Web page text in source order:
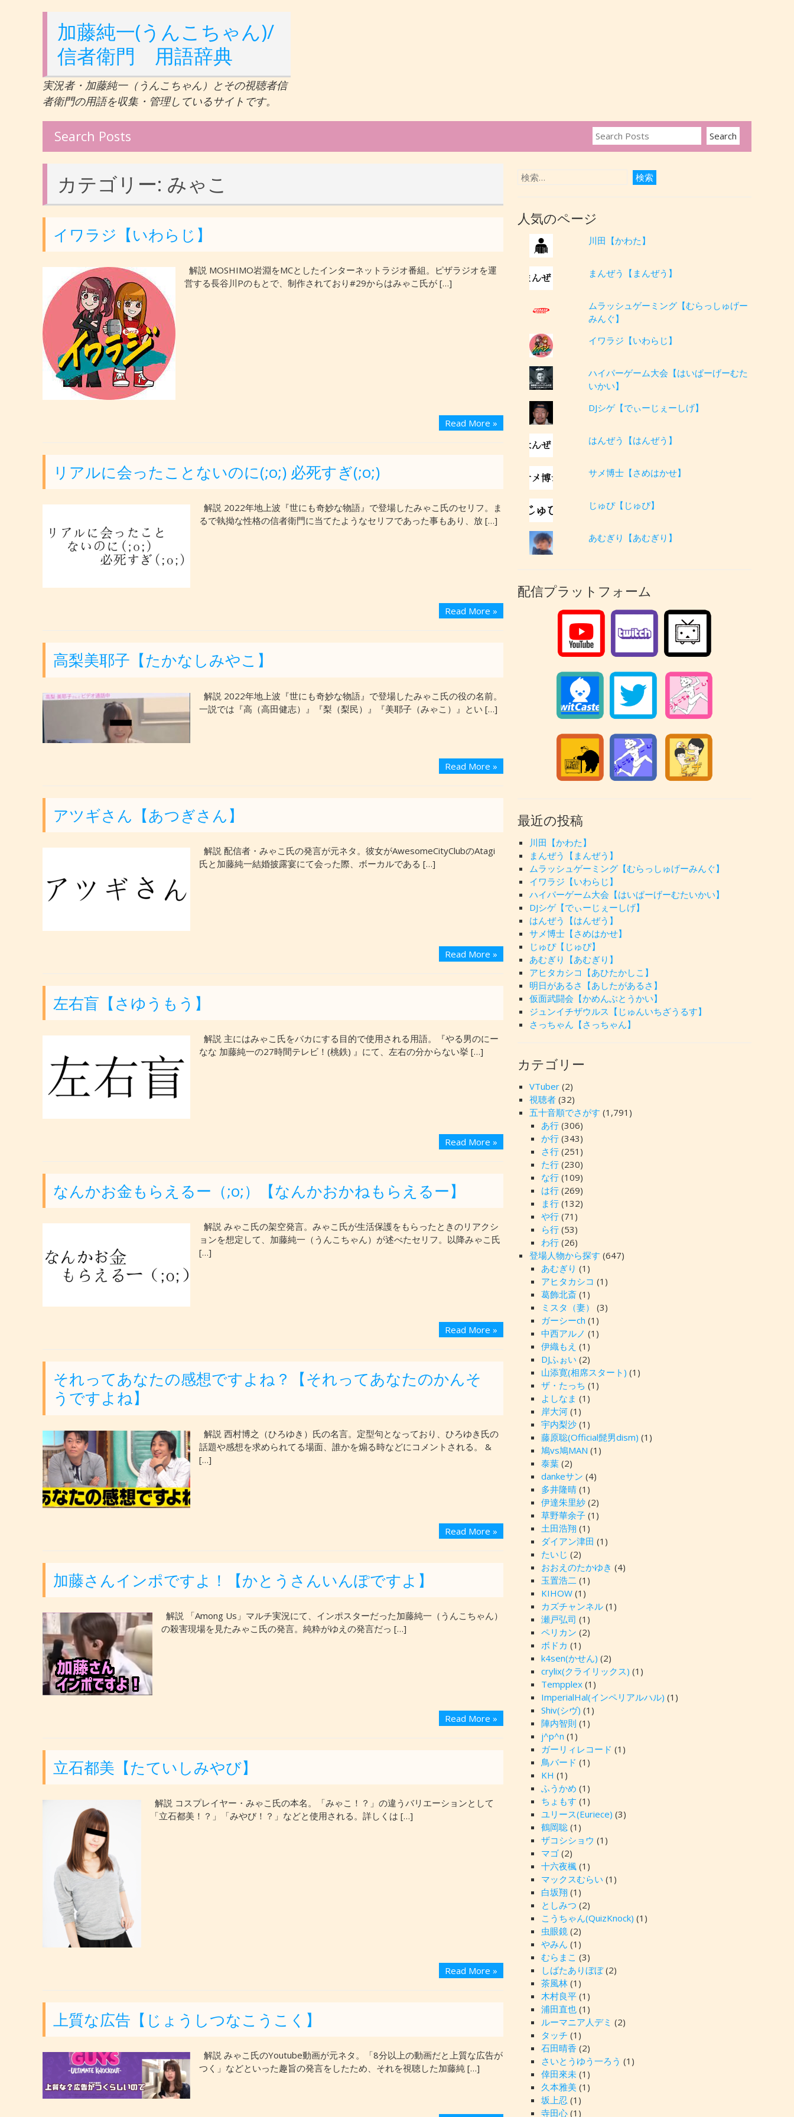
加藤純一(うんこちゃん)/
信者衛門 用語辞典
実況者・加藤純一（うんこちゃん）とその視聴者信
者衛門の用語を収集・管理しているサイトです。
Search Posts
カテゴリー: みゃこ
イワラジ【いわらじ】
解説 MOSHIMO岩淵をMCとしたインターネットラジオ番組。ピザラジオを運
営する長谷川Pのもとで、制作されており#29からはみゃこ氏が […]
Read More »
リアルに会ったことないのに(;o;) 必死すぎ(;o;)
解説 2022年地上波『世にも奇妙な物語』で登場したみゃこ氏のセリフ。ま
るで執拗な性格の信者衛門に当てたようなセリフであった事もあり、放 […]
Read More »
高梨美耶子【たかなしみやこ】
解説 2022年地上波『世にも奇妙な物語』で登場したみゃこ氏の役の名前。
一説では『高（高田健志）』『梨（梨民）』『美耶子（みゃこ）』とい […]
Read More »
アツギさん【あつぎさん】
解説 配信者・みゃこ氏の発言が元ネタ。彼女がAwesomeCityClubのAtagi
氏と加藤純一結婚披露宴にて会った際、ボーカルである […]
Read More »
左右盲【さゆうもう】
解説 主にはみゃこ氏をバカにする目的で使用される用語。『やる男のにー
なな 加藤純一の27時間テレビ！(桃鉄) 』にて、左右の分からない挙 […]
Read More »
なんかお金もらえるー（;o;）【なんかおかねもらえるー】
解説 みゃこ氏の架空発言。みゃこ氏が生活保護をもらったときのリアクシ
ョンを想定して、加藤純一（うんこちゃん）が述べたセリフ。以降みゃこ氏
[…]
Read More »
それってあなたの感想ですよね？【それってあなたのかんそ
うですよね】
解説 西村博之（ひろゆき）氏の名言。定型句となっており、ひろゆき氏の
話題や感想を求められてる場面、誰かを煽る時などにコメントされる。 &
[…]
Read More »
加藤さんインポですよ！【かとうさんいんぽですよ】
解説 「Among Us」マルチ実況にて、インポスターだった加藤純一（うんこちゃん）
の殺害現場を見たみゃこ氏の発言。純粋がゆえの発言だっ […]
Read More »
立石都美【たていしみやび】
解説 コスプレイヤー・みゃこ氏の本名。「みゃこ！？」の違うバリエーションとして
「立石都美！？」「みやび！？」などと使用される。詳しくは […]
Read More »
上質な広告【じょうしつなこうこく】
解説 みゃこ氏のYoutube動画が元ネタ。「8分以上の動画だと上質な広告が
つく」などといった趣旨の発言をしたため、それを視聴した加藤純 […]
人気のページ
川田【かわた】
まんぜう【まんぜう】
ムラッシュゲーミング【むらっしゅげー
みんぐ】
イワラジ【いわらじ】
ハイパーゲーム大会【はいぱーげーむた
いかい】
DJシゲ【でぃーじぇーしげ】
はんぜう【はんぜう】
サメ博士【さめはかせ】
じゅぴ【じゅぴ】
あむぎり【あむぎり】
配信プラットフォーム
最近の投稿
川田【かわた】
まんぜう【まんぜう】
ムラッシュゲーミング【むらっしゅげーみんぐ】
イワラジ【いわらじ】
ハイパーゲーム大会【はいぱーげーむたいかい】
DJシゲ【でぃーじぇーしげ】
はんぜう【はんぜう】
サメ博士【さめはかせ】
じゅぴ【じゅぴ】
あむぎり【あむぎり】
アヒタカシコ【あひたかしこ】
明日があるさ【あしたがあるさ】
仮面武闘会【かめんぶとうかい】
ジュンイチザウルス【じゅんいちざうるす】
さっちゃん【さっちゃん】
カテゴリー
VTuber (2)
視聴者 (32)
五十音順でさがす (1,791)
あ行 (306)
か行 (343)
さ行 (251)
た行 (230)
な行 (109)
は行 (269)
ま行 (132)
や行 (71)
ら行 (53)
わ行 (26)
登場人物から探す (647)
あむぎり (1)
アヒタカシコ (1)
葛飾北斎 (1)
ミスタ（妻）
(3)
ガーシーch (1)
中西アルノ (1)
伊織もえ (1)
DJふぉい (2)
山添寛(相席スタート) (1)
ザ・たっち (1)
よしなま (1)
岸大河 (1)
宇内梨沙 (1)
藤原聡(Official髭男dism) (1)
鳩vs鳩MAN (1)
泰葉 (2)
dankeサン (4)
多井隆晴 (1)
伊達朱里紗 (2)
草野華余子 (1)
土田浩翔 (1)
ダイアン津田 (1)
たいじ (2)
おおえのたかゆき (4)
玉置浩二 (1)
KIHOW (1)
カズチャンネル (1)
瀬戸弘司 (1)
ペリカン (2)
ボドカ (1)
k4sen(かせん) (2)
crylix(クライリックス) (1)
Tempplex (1)
ImperialHal(インペリアルハル) (1)
Shiv(シヴ) (1)
陣内智則 (1)
j^p^n (1)
ガーリィレコード (1)
鳥バード (1)
KH (1)
ふうかめ (1)
ちょもす (1)
ユリース(Euriece) (3)
鶴岡聡 (1)
ザコシショウ (1)
マゴ (2)
十六夜楓 (1)
マックスむらい (1)
白坂翔 (1)
としみつ (2)
こうちゃん(QuizKnock) (1)
虫眼鏡 (2)
やみん (1)
むらまこ (3)
しばたありぼぼ(2)
茶風林 (1)
木村良平 (1)
浦田直也 (1)
ルーマニア人デミ (2)
タッチ (1)
石田晴香 (2)
さいとうゆう一ろう (1)
倖田來未 (1)
久本雅美 (1)
坂上忍 (1)
寺田心 (1)